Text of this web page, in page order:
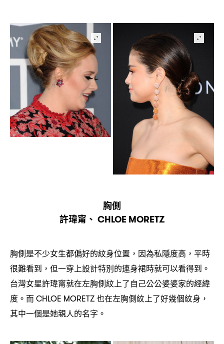
胸側
許瑋甯、 CHLOE MORETZ
胸側是不少女生都偏好的紋身位置 ， 因為私隱度高 ， 平時
很難看到 ， 但一穿上設計特別的連身裙時就可以看得到。
台灣女星許瑋甯就在左胸側紋上了自己公公婆婆家的經緯
度。而CHLOE MORETZ也在左胸側紋上了好幾個紋身 ，
其中一個是她親人的名字。